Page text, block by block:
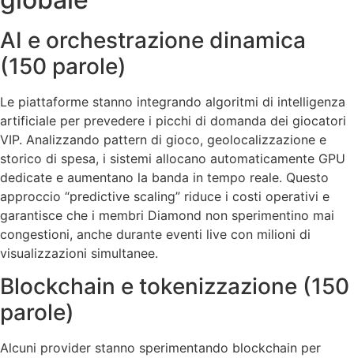
AI e orchestrazione dinamica
(150 parole)
Le piattaforme stanno integrando algoritmi di intelligenza
artificiale per prevedere i picchi di domanda dei giocatori
VIP. Analizzando pattern di gioco, geolocalizzazione e
storico di spesa, i sistemi allocano automaticamente GPU
dedicate e aumentano la banda in tempo reale. Questo
approccio “predictive scaling” riduce i costi operativi e
garantisce che i membri Diamond non sperimentino mai
congestioni, anche durante eventi live con milioni di
visualizzazioni simultanee.
Blockchain e tokenizzazione (150
parole)
Alcuni provider stanno sperimentando blockchain per